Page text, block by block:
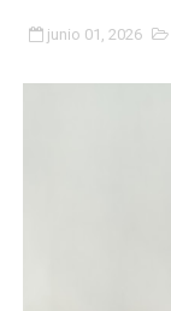
Corposalud
Fortalecen
junio 01, 2026